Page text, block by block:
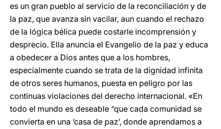
es un gran pueblo al servicio de la reconciliación y de
la paz, que avanza sin vacilar, aun cuando el rechazo
de la lógica bélica puede costarle incomprensión y
desprecio. Ella anuncia el Evangelio de la paz y educa
a obedecer a Dios antes que a los hombres,
especialmente cuando se trata de la dignidad infinita
de otros seres humanos, puesta en peligro por las
continuas violaciones del derecho internacional. «En
todo el mundo es deseable “que cada comunidad se
convierta en una ‘casa de paz’, donde aprendamos a